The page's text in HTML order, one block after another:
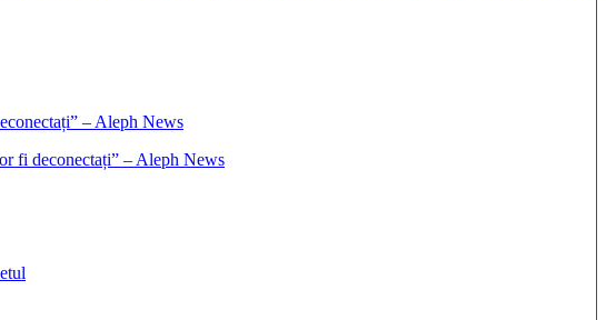
fi deconectați” – Aleph News